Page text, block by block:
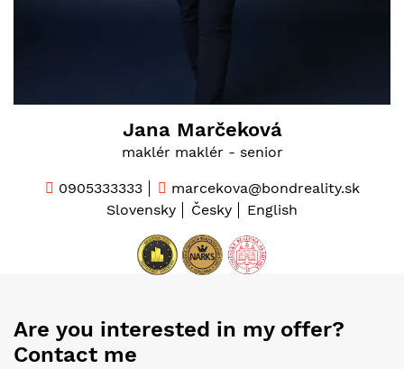
Jana Marčeková
maklér maklér - senior
0905333333
marcekova@bondreality.sk
Slovensky
Česky English
Are you interested in my offer?
Contact me